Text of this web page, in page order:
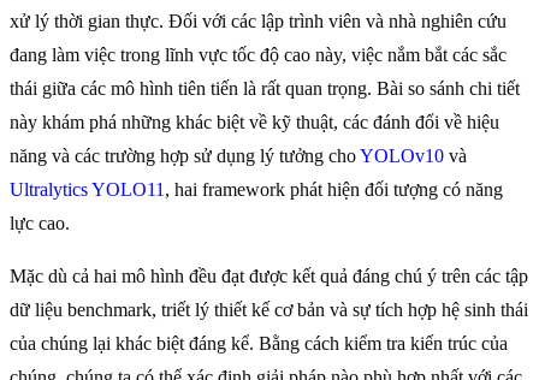
xử lý thời gian thực. Đối với các lập trình viên và nhà nghiên cứu
đang làm việc trong lĩnh vực tốc độ cao này, việc nắm bắt các sắc
thái giữa các mô hình tiên tiến là rất quan trọng. Bài so sánh chi tiết
này khám phá những khác biệt về kỹ thuật, các đánh đổi về hiệu
năng và các trường hợp sử dụng lý tưởng choYOLOv10 và
Ultralytics YOLO11 , hai framework phát hiện đối tượng có năng
lực cao.
Mặc dù cả hai mô hình đều đạt được kết quả đáng chú ý trên các tập
dữ liệu benchmark, triết lý thiết kế cơ bản và sự tích hợp hệ sinh thái
của chúng lại khác biệt đáng kể. Bằng cách kiểm tra kiến trúc của